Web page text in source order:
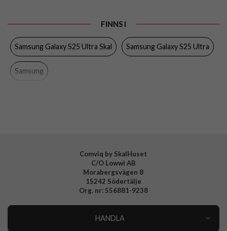
Greppvänlig, Trådlös laddning-kompatibel
Färg Röd
Material
FINNS I
Samsung Galaxy S25 Ultra Skal Samsung Galaxy S25 Ultra
Samsung
Comviq by SkalHuset
C/O Lowwi AB
Morabergsvägen 8
15242 Södertälje
Org. nr: 556881-9238
HANDLA